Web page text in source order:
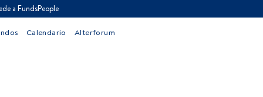
a FundsPeople
Calendario Alterforum